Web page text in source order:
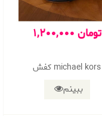
1,200,000 تومان
کفش michael kors
ببینم